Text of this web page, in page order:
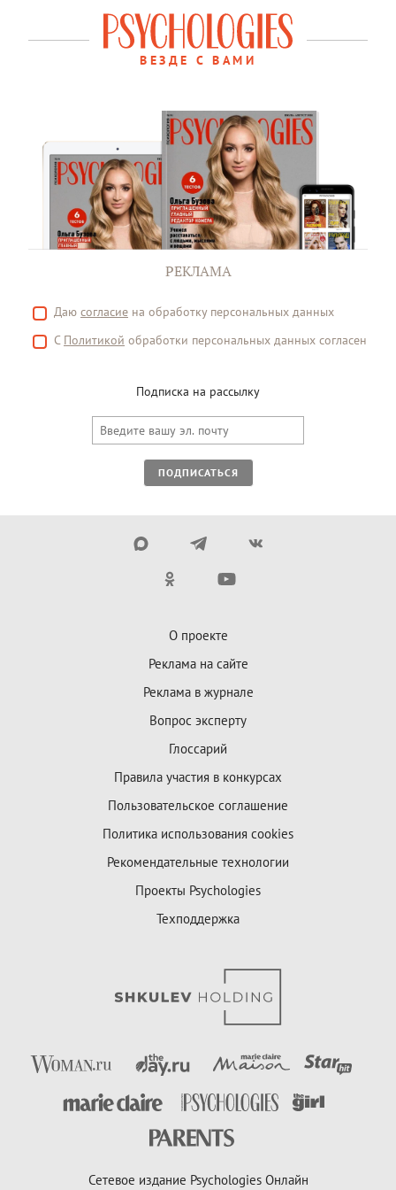
ВЕЗДЕ С ВАМИ
РЕКЛАМА
Даю согласие на обработку персональных данных
С Политикой обработки персональных данных согласен
Подписка на рассылку
ПОДПИСАТЬСЯ
О проекте
Реклама на сайте
Реклама в журнале
Вопрос эксперту
Глоссарий
Правила участия в конкурсах
Пользовательское соглашение
Политика использования cookies
Рекомендательные технологии
Проекты Psychologies
Техподдержка
Сетевое издание Psychologies Онлайн